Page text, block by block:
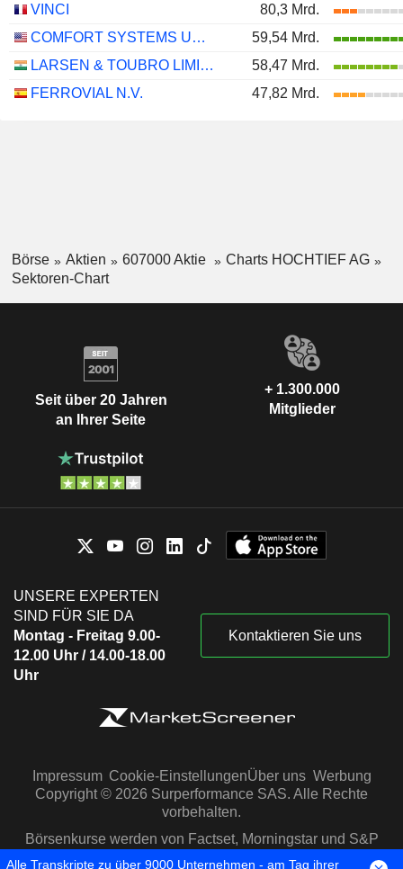
VINCI
80,3 Mrd.
COMFORT SYSTEMS USA, INC.
59,54 Mrd.
LARSEN & TOUBRO LIMITED
58,47 Mrd.
FERROVIAL N.V.
47,82 Mrd.
Börse Aktien 607000 Aktie
Charts HOCHTIEF AG
Sektoren-Chart
Seit über 20 Jahren
an Ihrer Seite
+ 1.300.000
Mitglieder
UNSERE EXPERTEN
SIND FÜR SIE DA
Montag - Freitag 9.00-
12.00 Uhr / 14.00-18.00
Uhr
Kontaktieren Sie uns
Impressum Cookie-EinstellungenÜber uns Werbung
Copyright © 2026 Surperformance SAS. Alle Rechte
vorbehalten.
Börsenkurse werden von Factset, Morningstar und S&P
Capital IQ zur Verfügung gestellt
Alle Transkripte zu über 9000 Unternehmen - am Tag ihrer